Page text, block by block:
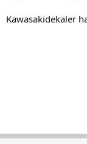
Kawasakidekaler